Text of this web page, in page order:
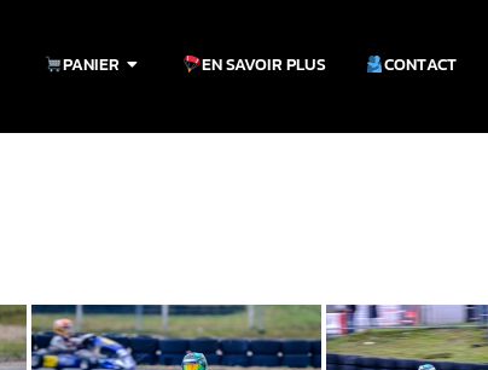
PANIER EN SAVOIR PLUS CONTACT